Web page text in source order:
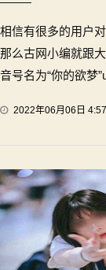
相信有很多的用户
那么古网小编就跟
音号名为“你的欲梦
2022年06月06日 4:57